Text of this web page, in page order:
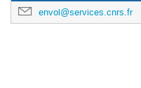
envol@services.cnrs.fr